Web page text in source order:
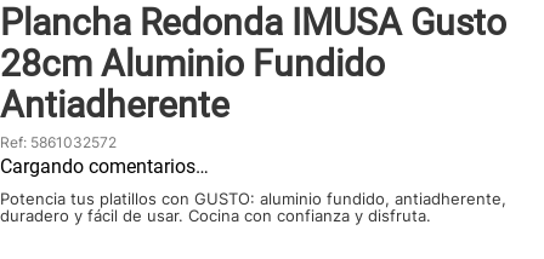
Plancha Redonda IMUSA Gusto
28cm Aluminio Fundido
Antiadherente
Ref: 5861032572
Cargando comentarios…
Potencia tus platillos con GUSTO: aluminio fundido, antiadherente,
duradero y fácil de usar. Cocina con confianza y disfruta.
2.
bateria
.
olla presion
4 .
ollas
6 .
ventilador